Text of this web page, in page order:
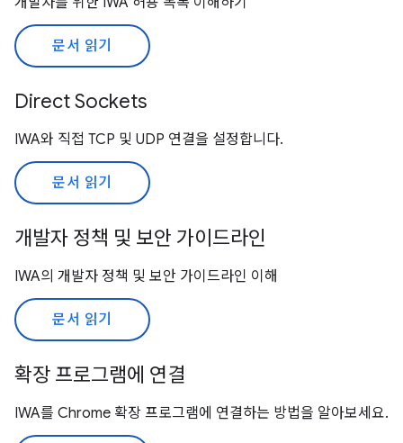
문서 읽기
Direct Sockets
IWA와 직접 TCP 및 UDP 연결을 설정합니다.
문서 읽기
개발자 정책 및 보안 가이드라인
IWA의 개발자 정책 및 보안 가이드라인 이해
문서 읽기
확장 프로그램에 연결
IWA를 Chrome 확장 프로그램에 연결하는 방법을 알아보세요.